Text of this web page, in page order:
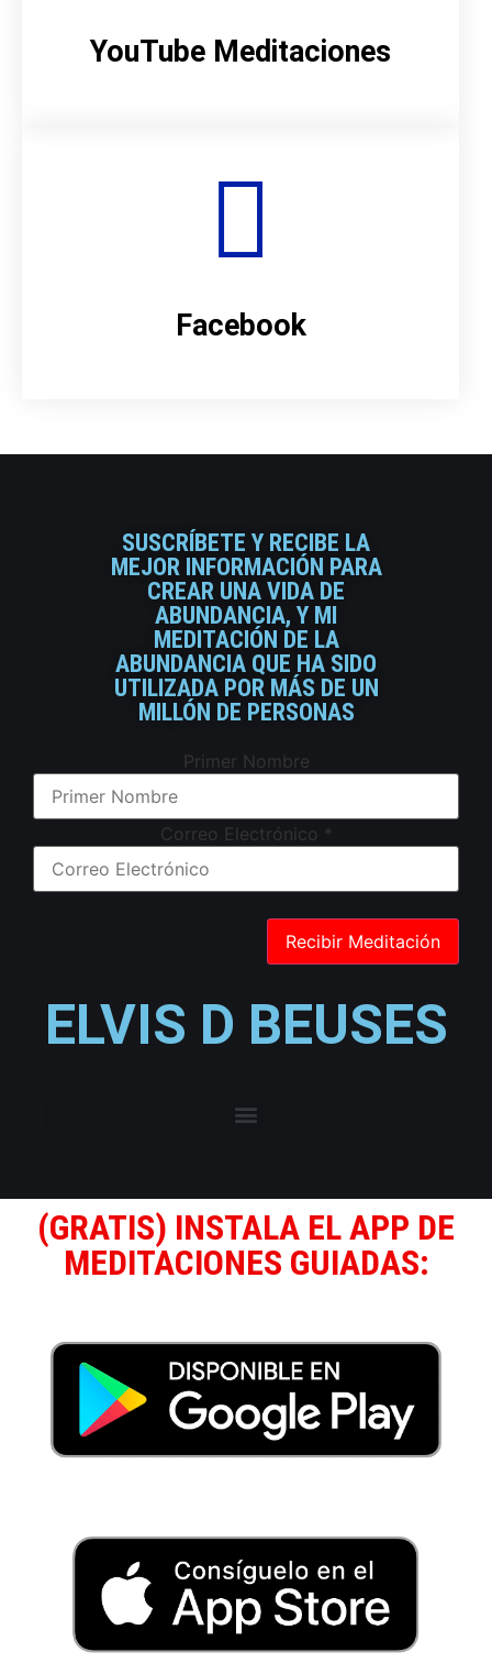
YouTube Meditaciones
Facebook
SUSCRÍBETE Y RECIBE LA
MEJOR INFORMACIÓN PARA
CREAR UNA VIDA DE
ABUNDANCIA, Y MI
MEDITACIÓN DE LA
ABUNDANCIA QUE HA SIDO
UTILIZADA POR MÁS DE UN
MILLÓN DE PERSONAS
Primer Nombre
Correo Electrónico *
ELVIS D BEUSES
(GRATIS) INSTALA EL APP DE
MEDITACIONES GUIADAS: